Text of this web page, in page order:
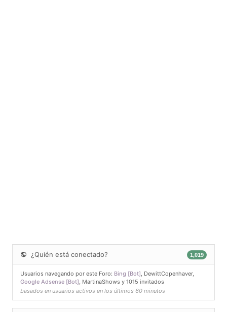
¿Quién está conectado? 1,019
Usuarios navegando por este Foro: Bing [Bot], DewittCopenhaver,
Google Adsense [Bot], MartinaShows y 1015 invitados
basados en usuarios activos en los últimos 60 minutos